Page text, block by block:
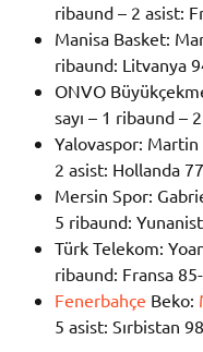
ribaund – 2 asist:
Manisa Basket:
ribaund: Litvanya
ONVO
sayı – 1 ribaund –
Yalovaspor: Martin
2 asist: Hollanda
Mersin Spor:
5 ribaund:
Türk Telekom:
ribaund: Fransa
Fenerbahçe Beko:
5 asist: Sırbistan